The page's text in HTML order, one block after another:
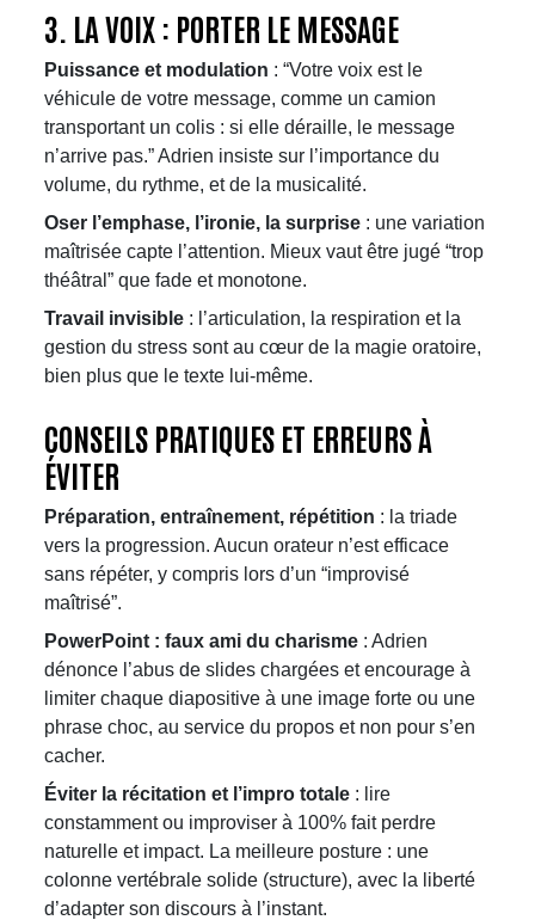
3. LA VOIX : PORTER LE MESSAGE
Puissance et modulation : “Votre voix est le
véhicule de votre message, comme un camion
transportant un colis : si elle déraille, le message
n’arrive pas.” Adrien insiste sur l’importance du
volume, du rythme, et de la musicalité.
Oser l’emphase, l’ironie, la surprise : une variation
maîtrisée capte l’attention. Mieux vaut être jugé “trop
théâtral” que fade et monotone.
Travail invisible : l’articulation, la respiration et la
gestion du stress sont au cœur de la magie oratoire,
bien plus que le texte lui-même.​​
CONSEILS PRATIQUES ET ERREURS À
ÉVITER
Préparation, entraînement, répétition : la triade
vers la progression. Aucun orateur n’est efficace
sans répéter, y compris lors d’un “improvisé
maîtrisé”.
PowerPoint : faux ami du charisme : Adrien
dénonce l’abus de slides chargées et encourage à
limiter chaque diapositive à une image forte ou une
phrase choc, au service du propos et non pour s’en
cacher.
Éviter la récitation et l’impro totale : lire
constamment ou improviser à 100% fait perdre
naturelle et impact. La meilleure posture : une
colonne vertébrale solide (structure), avec la liberté
d’adapter son discours à l’instant.